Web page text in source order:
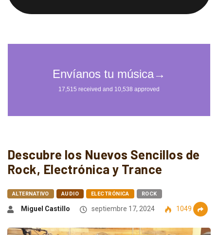
Descubre los Nuevos Sencillos de
Rock, Electrónica y Trance
ALTERNATIVO AUDIO ELECTRÓNICA ROCK
Miguel Castillo septiembre 17, 2024 1049